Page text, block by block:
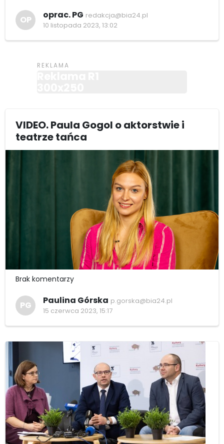
OP oprac. PG redakcja@bia24.pl
10 listopada 2023, 13:02
VIDEO. Paula Gogol o aktorstwie i
teatrze tańca
Brak komentarzy
PG Paulina Górska p.gorska@bia24.pl
15 czerwca 2023, 15:17